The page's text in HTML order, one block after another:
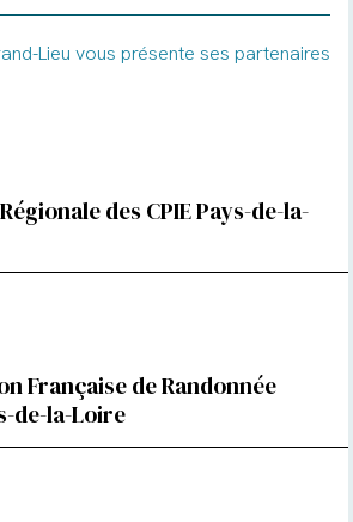
Lieu vous présente ses partenaires
des CPIE Pays-de-la-
Française de Randonnée
de-la-Loire